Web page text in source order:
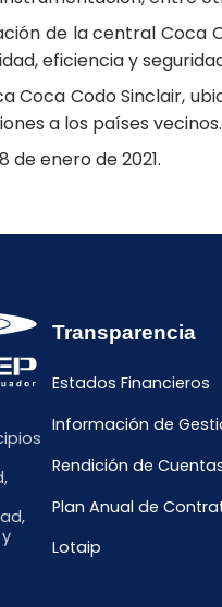
de la central Coca
eficiencia y
Coca Codo Sinclair,
a los países vecinos.
de enero de 2021.
Transparencia
Estados Financieros
Información de
Rendición de
Plan Anual de
Lotaip